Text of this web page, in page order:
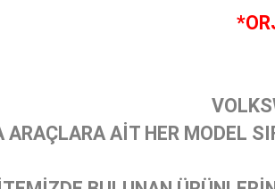
ARAÇLARA AİT HER MODEL